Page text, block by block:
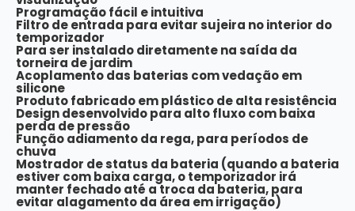
Programação fácil e intuitiva
Filtro de entrada para evitar sujeira no interior do
temporizador
Para ser instalado diretamente na saída da
torneira de jardim
Acoplamento das baterias com vedação em
silicone
Produto fabricado em plástico de alta resistência
Design desenvolvido para alto fluxo com baixa
perda de pressão
Função adiamento da rega, para períodos de
chuva
Mostrador de status da bateria (quando a bateria
estiver com baixa carga, o temporizador irá
manter fechado até a troca da bateria, para
evitar alagamento da área em irrigação)